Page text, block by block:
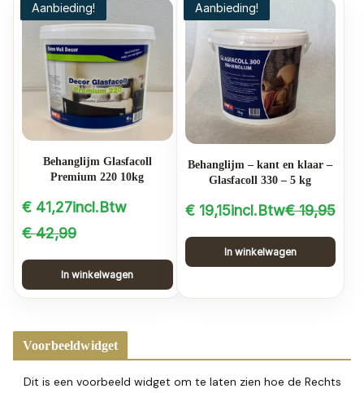
Aanbieding!
Behanglijm Glasfacoll
Premium 220 10kg
€42,99
Oorspronkelijke
prijs
was:
€ 41,27
Huidige
prijs
is:
incl.Btw
In winkelwagen
Aanbieding!
Behanglijm – kant en klaar –
Glasfacoll 330 – 5 kg
€19,95
Oorspronkelijke
prijs
€ 19,95.
€19,15
Huidige
prijs
€ 19,15.
incl.Btw
In winkelwagen
Voorbeeldwidget
Dit is een voorbeeld widget om te laten zien hoe de Rechts